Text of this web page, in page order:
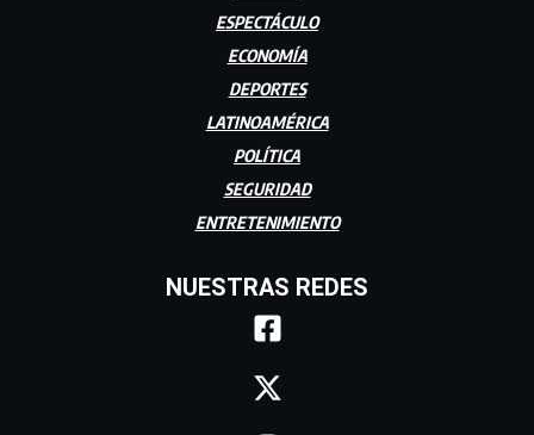
ESPECTÁCULO
ECONOMÍA
DEPORTES
LATINOAMÉRICA
POLÍTICA
SEGURIDAD
ENTRETENIMIENTO
NUESTRAS REDES